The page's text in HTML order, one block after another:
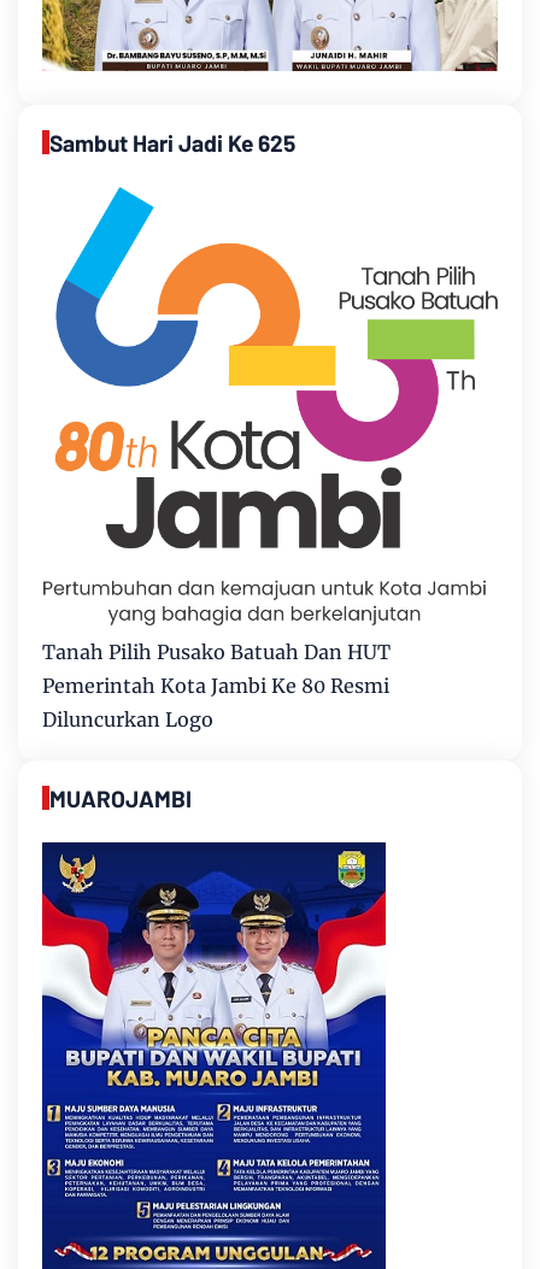
Sambut Hari Jadi Ke 625
Tanah Pilih Pusako Batuah Dan HUT
Pemerintah Kota Jambi Ke 80 Resmi
Diluncurkan Logo
MUAROJAMBI